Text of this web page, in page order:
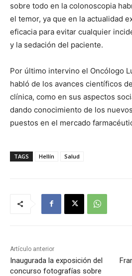
sobre todo en la colonoscopia
el temor, ya que en la actualidad
eficacia para evitar cualquier
y la sedación del paciente.
Por último intervino el Oncólogo
habló de los avances científicos
clínica, como en sus aspectos
dando conocimiento de los
puestos en el mercado
TAGS Hellín Salud
Artículo anterior
Inaugurada la exposición del
concurso fotografías sobre